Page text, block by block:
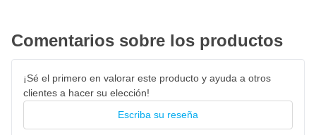
Comentarios sobre los productos
¡Sé el primero en valorar este producto y ayuda a otros
clientes a hacer su elección!
Escriba su reseña